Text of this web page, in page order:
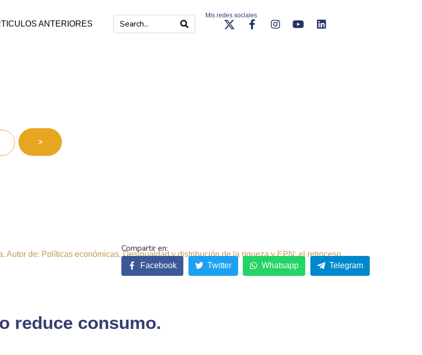
ANTERIORES
Mis redes sociales
>
Autor de: Políticas económicas, Desigualdad y distribución de la riqueza y EPN: el retroceso.
reduce consumo.
Facebook Twitter Whatsapp Telegram